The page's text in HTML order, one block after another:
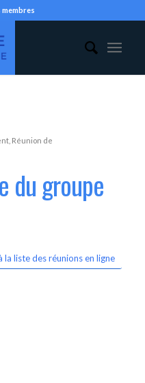
, Réunion de
du groupe
la liste des réunions en ligne